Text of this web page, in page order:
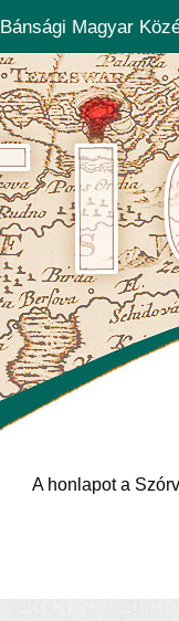
Bánsági Magyar
A honlapot a